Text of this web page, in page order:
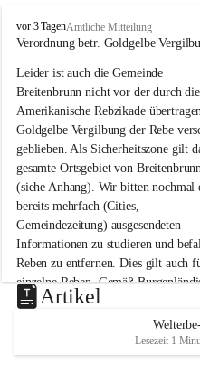
B
r
i
t
e
n
b
r
u
n
n
a
m
N
e
u
s
d
vor 3 TagenAmtliche Mitteilung
Verordnung betr. Goldgelbe
Leider ist auch die Gemeinde
Breitenbrunn nicht vor der durch die
Amerikanische Rebzikade
Goldgelbe Vergilbung der Rebe
geblieben. Als Sicherheitszone gilt
gesamte Ortsgebiet von
(siehe Anhang). Wir bitten nochmal
bereits mehrfach (Cities,
Gemeindezeitung) ausgesendeten
Informationen zu studieren und
Reben zu entfernen. Dies gilt auch
einzelne Reben. Gemäß
Weinbaugesetz sind nicht gepflegte
unzulässige Weingärten zu roden!
helfen wir zusammen um unsere
vor den prognostizierten
Artikel
Lesezeit 1